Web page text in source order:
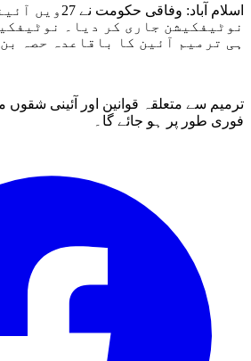
اسلام آباد:
نوٹیفکیشن جاری کر دیا۔
ہی ترمیم آئین کا باقاعدہ حصہ بن
ترمیم سے متعلقہ قوانین اور آئینی شقوں
فوری طور پر ہو جائے گا۔